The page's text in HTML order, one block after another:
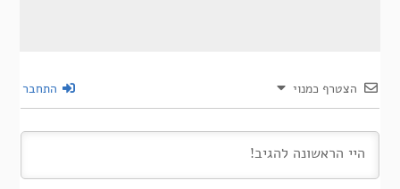
הצטרף כמנוי התחבר